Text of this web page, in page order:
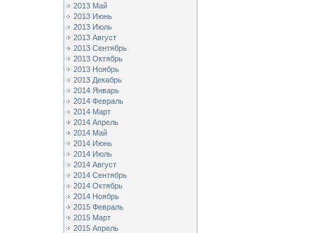
2013 Май
2013 Июнь
2013 Июль
2013 Август
2013 Сентябрь
2013 Октябрь
2013 Ноябрь
2013 Декабрь
2014 Январь
2014 Февраль
2014 Март
2014 Апрель
2014 Май
2014 Июнь
2014 Июль
2014 Август
2014 Сентябрь
2014 Октябрь
2014 Ноябрь
2015 Февраль
2015 Март
2015 Апрель